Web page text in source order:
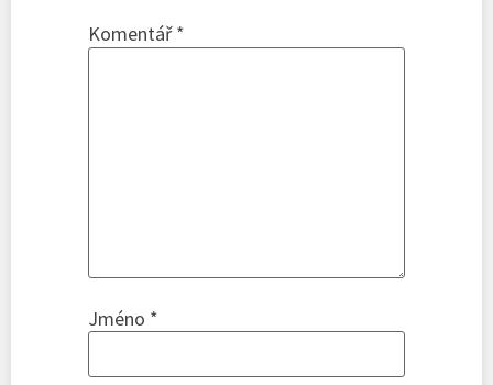
Komentář*
Jméno *